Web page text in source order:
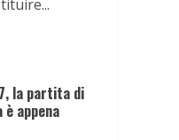
la partita di
appena